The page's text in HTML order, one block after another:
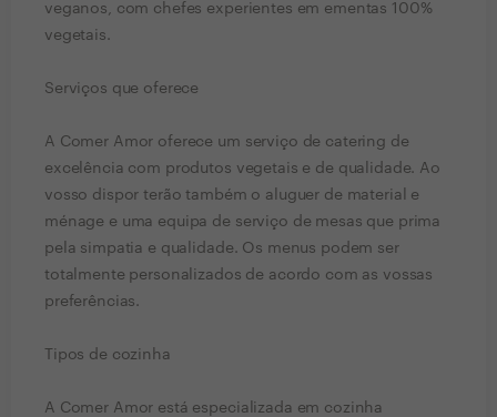
veganos, com chefes experientes em ementas 100%
vegetais.
Serviços que oferece
A Comer Amor oferece um serviço de catering de
excelência com produtos vegetais e de qualidade. Ao
vosso dispor terão também o aluguer de material e
ménage e uma equipa de serviço de mesas que prima
pela simpatia e qualidade. Os menus podem ser
totalmente personalizados de acordo com as vossas
preferências.
Tipos de cozinha
A Comer Amor está especializada em cozinha